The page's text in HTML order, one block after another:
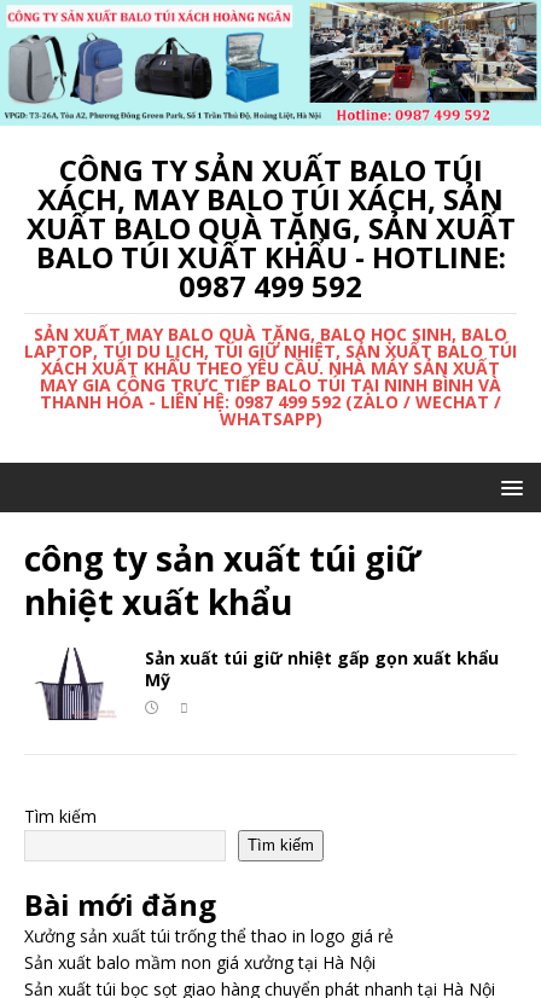
CÔNG TY SẢN XUẤT BALO TÚI
XÁCH, MAY BALO TÚI XÁCH, SẢN
XUẤT BALO QUÀ TẶNG, SẢN XUẤT
BALO TÚI XUẤT KHẨU - HOTLINE:
0987 499 592
SẢN XUẤT MAY BALO QUÀ TẶNG, BALO HỌC SINH, BALO
LAPTOP, TÚI DU LỊCH, TÚI GIỮ NHIỆT, SẢN XUẤT BALO TÚI
XÁCH XUẤT KHẨU THEO YÊU CẦU. NHÀ MÁY SẢN XUẤT
MAY GIA CÔNG TRỰC TIẾP BALO TÚI TẠI NINH BÌNH VÀ
THANH HÓA - LIÊN HỆ: 0987 499 592 (ZALO / WECHAT /
WHATSAPP)
công ty sản xuất túi giữ
nhiệt xuất khẩu
Sản xuất túi giữ nhiệt gấp gọn xuất khẩu
Mỹ
Tìm kiếm
Tìm kiếm
Bài mới đăng
Xưởng sản xuất túi trống thể thao in logo giá rẻ
Sản xuất balo mầm non giá xưởng tại Hà Nội
Sản xuất túi bọc sọt giao hàng chuyển phát nhanh tại Hà Nội